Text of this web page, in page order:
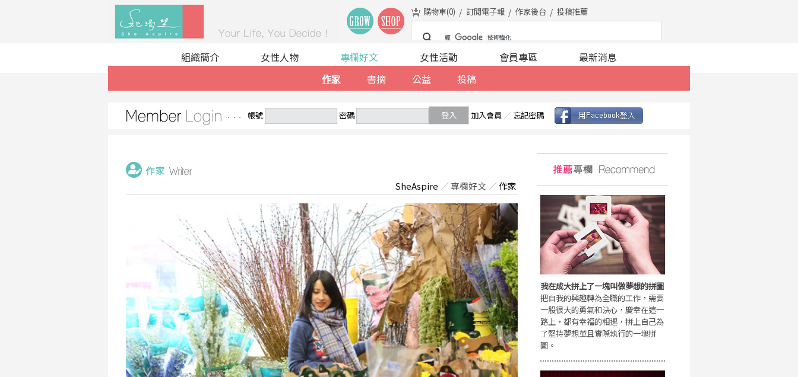
購物車(0) 訂閱電子報 作家後台 投稿推薦
組織簡介 女性人物
專欄好文
作家
書摘 公益 投稿
女性活動 會員專區 最新消息
帳號 密碼 登入 加入會員 ／ 忘記密碼
SheAspire ／專欄好文 ／ 作家
我在成大拼上了一塊叫做夢想的拼圖
把自我的興趣轉為全職的工作，需要
一股很大的勇氣和決心，慶幸在這一
路上，都有幸福的相遇，拼上自己為
了堅持夢想並且實際執行的一塊拼
圖。